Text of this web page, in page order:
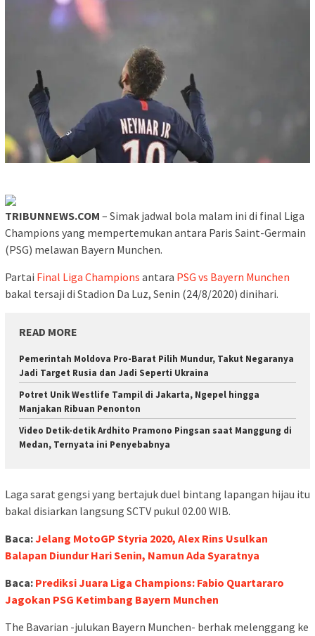
TRIBUNNEWS.COM – Simak jadwal bola malam ini di final Liga
Champions yang mempertemukan antara Paris Saint-Germain
(PSG) melawan Bayern Munchen.
Partai Final Liga Champions antara PSG vs Bayern Munchen
bakal tersaji di Stadion Da Luz, Senin (24/8/2020) dinihari.
READ MORE
Pemerintah Moldova Pro-Barat Pilih Mundur, Takut Negaranya
Jadi Target Rusia dan Jadi Seperti Ukraina
Potret Unik Westlife Tampil di Jakarta, Ngepel hingga
Manjakan Ribuan Penonton
Video Detik-detik Ardhito Pramono Pingsan saat Manggung di
Medan, Ternyata ini Penyebabnya
Laga sarat gengsi yang bertajuk duel bintang lapangan hijau itu
bakal disiarkan langsung SCTV pukul 02.00 WIB.
Baca:Jelang MotoGP Styria 2020, Alex Rins Usulkan
Balapan Diundur Hari Senin, Namun Ada Syaratnya
Baca: Prediksi Juara Liga Champions: Fabio Quartararo
Jagokan PSG Ketimbang Bayern Munchen
The Bavarian -julukan Bayern Munchen- berhak melenggang ke